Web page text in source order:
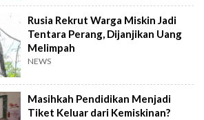
Rusia Rekrut Warga Miskin Jadi
Tentara Perang, Dijanjikan Uang
Melimpah
NEWS
Masihkah Pendidikan Menjadi
Tiket Keluar dari Kemiskinan?